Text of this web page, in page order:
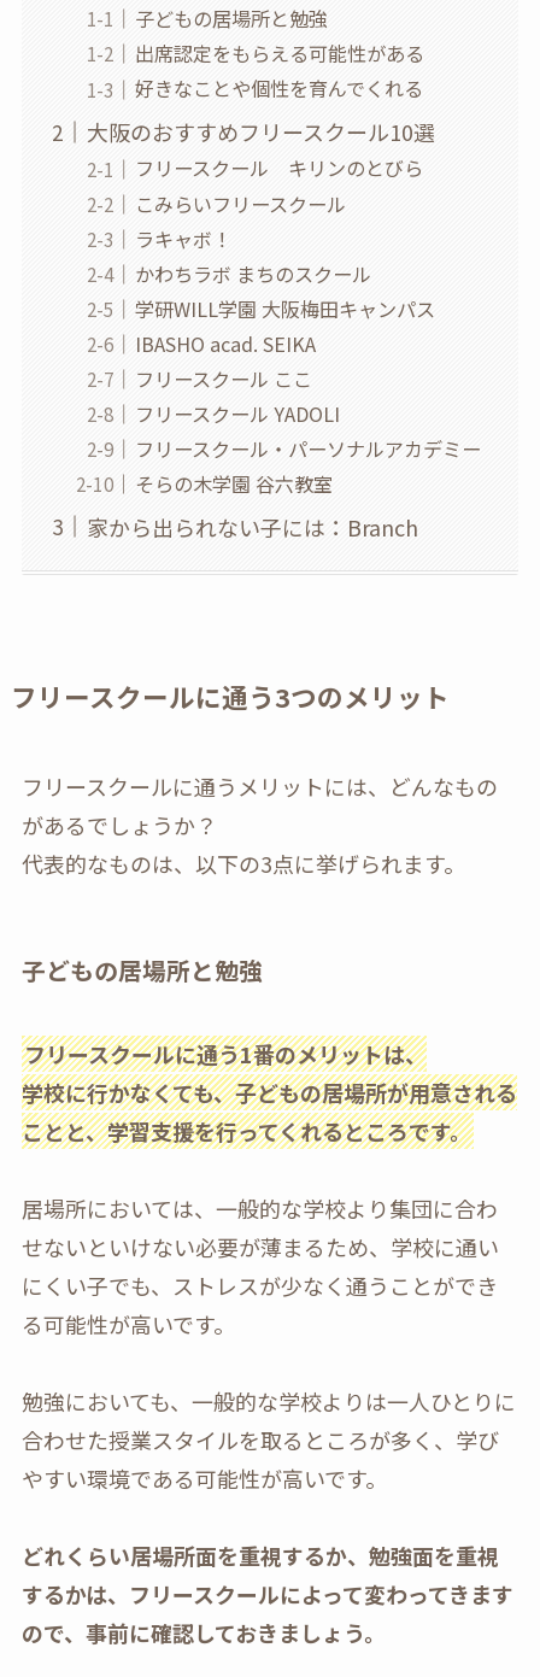
子どもの居場所と勉強
出席認定をもらえる可能性がある
好きなことや個性を育んでくれる
大阪のおすすめフリースクール10選
フリースクール キリンのとびら
こみらいフリースクール
ラキャボ！
かわちラボ まちのスクール
学研WILL学園 大阪梅田キャンパス
IBASHO acad. SEIKA
フリースクール ここ
フリースクール YADOLI
フリースクール・パーソナルアカデミー
そらの木学園 谷六教室
家から出られない子には：Branch
フリースクールに通う3つのメリット
フリースクールに通うメリットには、どんなもの
があるでしょうか？
代表的なものは、以下の3点に挙げられます。
子どもの居場所と勉強
フリースクールに通う1番のメリットは、
学校に行かなくても、子どもの居場所が用意される
ことと、学習支援を行ってくれるところです。
居場所においては、一般的な学校より集団に合わ
せないといけない必要が薄まるため、学校に通い
にくい子でも、ストレスが少なく通うことができ
る可能性が高いです。
勉強においても、一般的な学校よりは一人ひとりに
合わせた授業スタイルを取るところが多く、学び
やすい環境である可能性が高いです。
どれくらい居場所面を重視するか、勉強面を重視
するかは、フリースクールによって変わってきます
ので、事前に確認しておきましょう。